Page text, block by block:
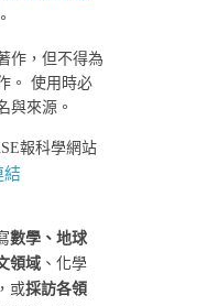
作，但不得為
。 使用時必
與來源。
報科學網站
結
數學、地球
領域 、化學
或採訪各領